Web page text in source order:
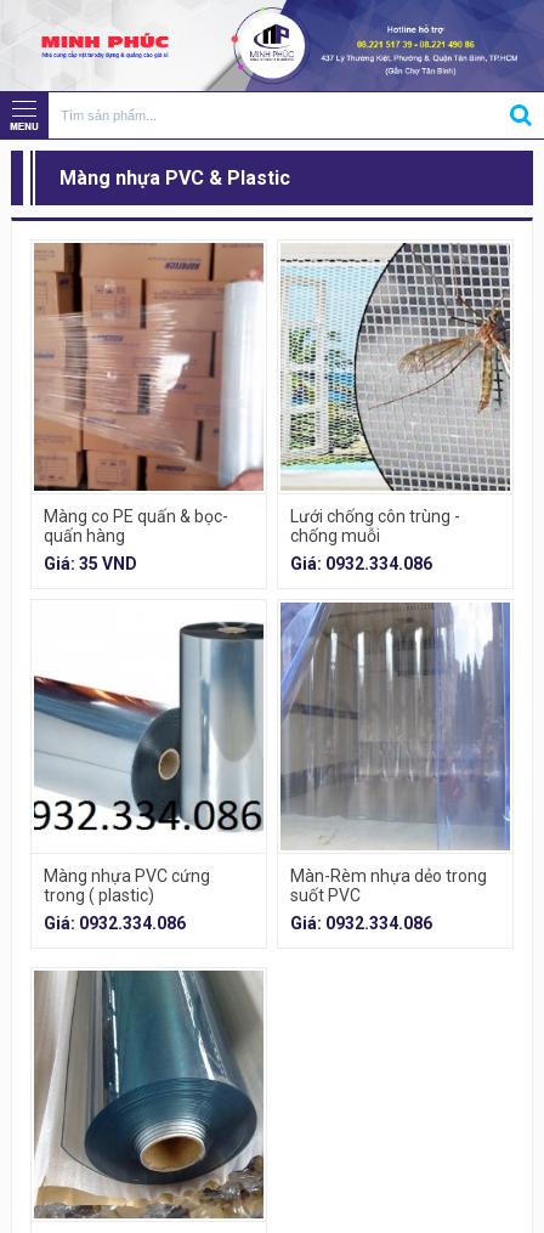
Màng nhựa PVC & Plastic
Màng co PE quấn & bọc-
quấn hàng
Giá: 35 VND
Lưới chống côn trùng -
chống muỗi
Giá: 0932.334.086
Màng nhựa PVC cứng
trong ( plastic)
Giá: 0932.334.086
Màn-Rèm nhựa dẻo trong
suốt PVC
Giá: 0932.334.086